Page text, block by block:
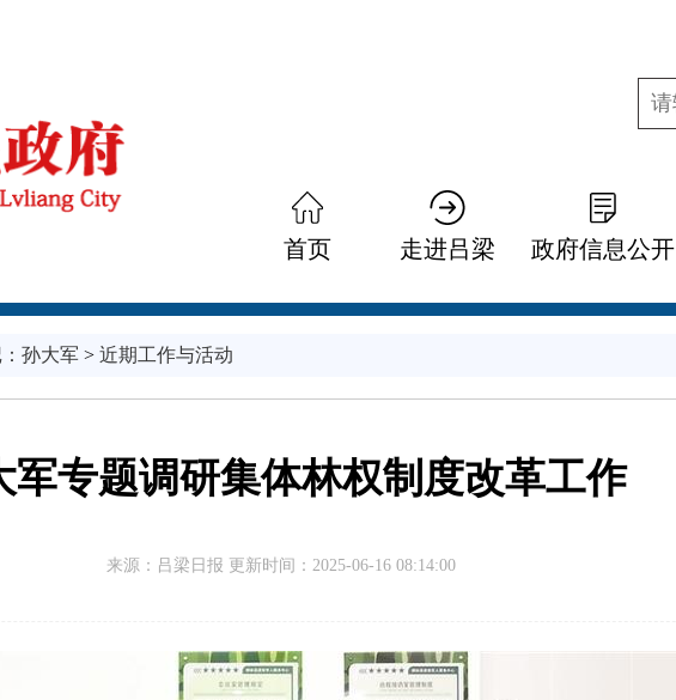
首页 走进吕梁 政府信息公开
孙大军> 近期工作与活动
军专题调研集体林权制度改革工作
来源： 吕梁日报 更新时间： 2025-06-16 08:14:00